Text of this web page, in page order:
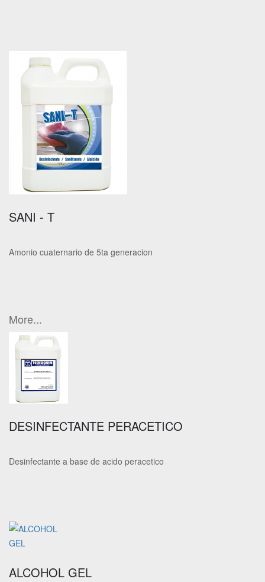
SANI - T
Amonio cuaternario de 5ta generacion
More...
DESINFECTANTE PERACETICO
Desinfectante a base de acido peracetico
ALCOHOL GEL